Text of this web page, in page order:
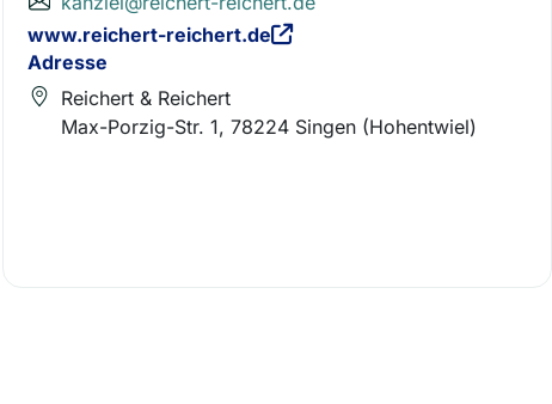
www.reichert-reichert.de
Adresse
Reichert & Reichert
Max-Porzig-Str. 1, 78224 Singen (Hohentwiel)